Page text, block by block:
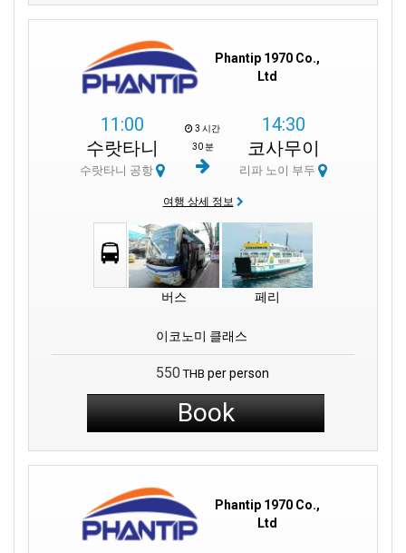
다. 코사무이의 동쪽은 활기찬 밤문화와 번화한 쇼핑 지역으로 활
기와 매혹적인 일몰로 여행객을 유혹합니다. 한 지역에서 다른 지
역으로 이동하면 코사무이의 다양한 아름다움이 펼쳐집니다.
콤한 똠얌 수프, 바삭한 스프링 롤, 크리미한 커리와 같은 태국 요리
는 코사무이의 풍성한 요리를 더욱 돋보이게 합니다. 섬의 어느 곳
에서든 맛있는 음식을 쉽게 찾을 수 있습니다.
리파노이 부두는 단순한 승선 장소가 아니라 수많은 이야기와 추
분위기까지, 이곳에는 여행객의 여정에 활력을 불어넣는 에너지가
리파노이 부두는 단순한 페리 터미널이 아니라 꿈과 모험, 소중한
두와 주변 지역은 모두에게 무언가를 제공합니다.
얕은 바다 수평선 너머로 해가 지고 있습니다. 앞으로의 여정에 대
한 기대감으로 마음을 가득 채우세요. 코사무이의 매혹적인 서쪽
과 레저를 함께 즐기고 싶은 분들에게 안성맞춤입니다.
도착하기 전에 페리 스케줄을 확인하세요. 배를 놓치지 않고 목적
Phantip 1970 Co.,
Ltd
11:00
수랏타니
수랏타니 공항
3 시간
30 분
14:30
코사무이
리파 노이 부두
여행 상세 정보
버스 페리
이코노미 클래스
550 THB per person
Book
Phantip 1970 Co.,
Ltd